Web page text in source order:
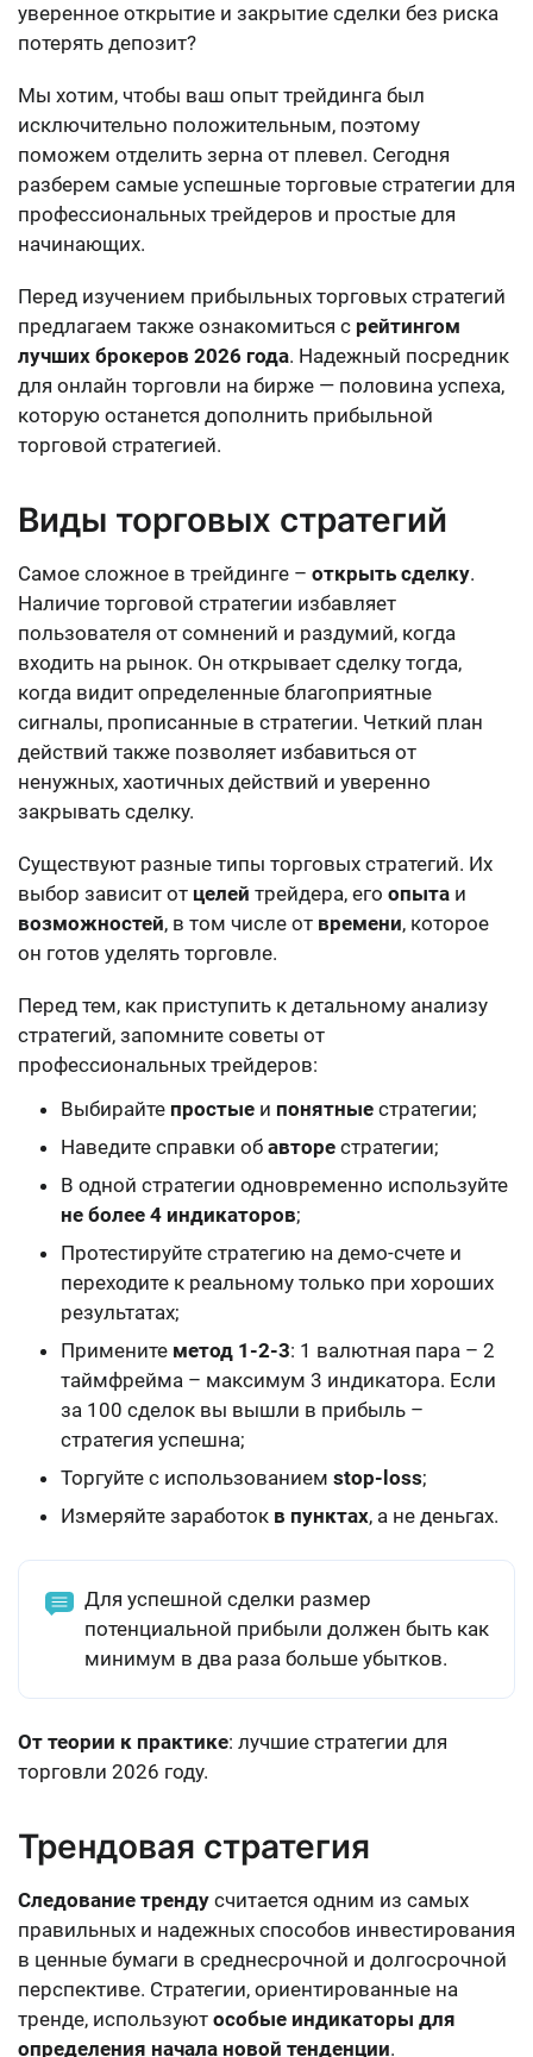
уверенное открытие и закрытие сделки без риска
потерять депозит?
Мы хотим, чтобы ваш опыт трейдинга был
исключительно положительным, поэтому
поможем отделить зерна от плевел. Сегодня
разберем самые успешные торговые стратегии для
профессиональных трейдеров и простые для
начинающих.
Перед изучением прибыльных торговых стратегий
предлагаем также ознакомиться с рейтингом
лучших брокеров 2026 года. Надежный посредник
для онлайн торговли на бирже — половина успеха,
которую останется дополнить прибыльной
торговой стратегией.
Виды торговых стратегий
Самое сложное в трейдинге – открыть сделку.
Наличие торговой стратегии избавляет
пользователя от сомнений и раздумий, когда
входить на рынок. Он открывает сделку тогда,
когда видит определенные благоприятные
сигналы, прописанные в стратегии. Четкий план
действий также позволяет избавиться от
ненужных, хаотичных действий и уверенно
закрывать сделку.
Существуют разные типы торговых стратегий. Их
выбор зависит от целей трейдера, его опыта и
возможностей, в том числе от времени, которое
он готов уделять торговле.
Перед тем, как приступить к детальному анализу
стратегий, запомните советы от
профессиональных трейдеров:
Выбирайте простые и понятные стратегии;
Наведите справки об авторе стратегии;
В одной стратегии одновременно используйте
не более 4 индикаторов;
Протестируйте стратегию на демо-счете и
переходите к реальному только при хороших
результатах;
Примените метод 1-2-3: 1 валютная пара – 2
таймфрейма – максимум 3 индикатора. Если
за 100 сделок вы вышли в прибыль –
стратегия успешна;
Торгуйте с использованием stop-loss;
Измеряйте заработок в пунктах, а не деньгах.
Для успешной сделки размер
потенциальной прибыли должен быть как
минимум в два раза больше убытков.
От теории к практике: лучшие стратегии для
торговли 2026 году.
Трендовая стратегия
Следование тренду считается одним из самых
правильных и надежных способов инвестирования
в ценные бумаги в среднесрочной и долгосрочной
перспективе. Стратегии, ориентированные на
тренде, используют особые индикаторы для
определения начала новой тенденции.